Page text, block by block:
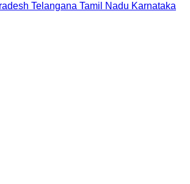
Telangana Tamil Nadu Karnataka